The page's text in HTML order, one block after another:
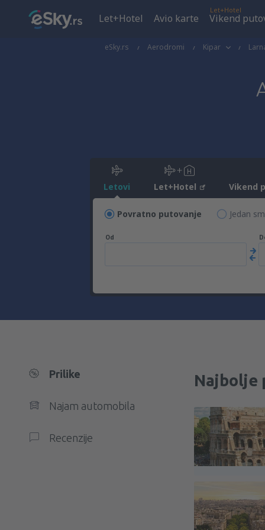
Let+Hotel Avio karte
Let+Hotel
Vikend
eSky.rs Aerodromi Kipar
Letovi Let+Hotel Vikend
Povratno putovanje Jedan
Od
Prilike
Najam automobila
Recenzije
Najbolje